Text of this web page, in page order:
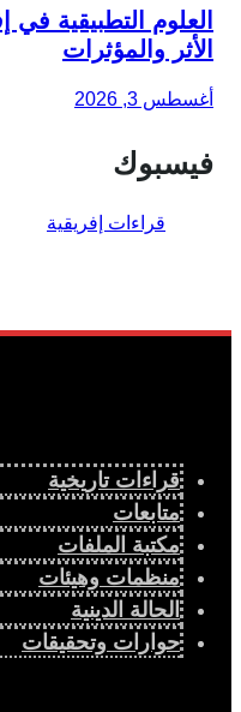
العلوم التطبيقية
الأثر والمؤثرات
أغسطس 3, 2026
فيسبوك
قراءات تاريخية
متابعات
مكتبة الملفات
منظمات وهيئات
الحالة الدينية
حوارات وتحقيقات